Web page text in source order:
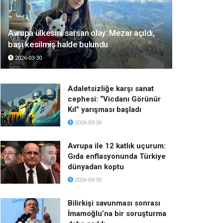
Avrupa ülkesini sarsan olay: Mezar açıldı,
başı kesilmiş halde bulundu
2026-03-30
Adaletsizliğe karşı sanat
cephesi: “Vicdanı Görünür
Kıl” yarışması başladı
2026-03-30
Avrupa ile 12 katlık uçurum:
Gıda enflasyonunda Türkiye
dünyadan koptu
2026-03-30
Bilirkişi savunması sonrası
İmamoğlu’na bir soruşturma